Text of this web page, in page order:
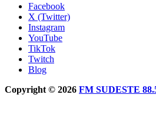
Facebook
X (Twitter)
Instagram
YouTube
TikTok
Twitch
Blog
Copyright © 2026 FM SUDESTE